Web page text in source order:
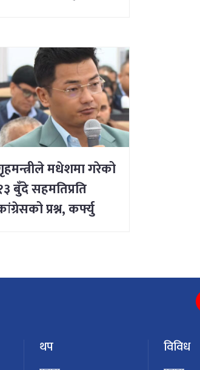
मधेशमा गरेको
बुँदे सहमतिप्रति
प्रश्न, कर्फ्यु
थप विविध